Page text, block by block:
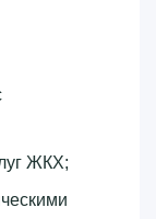
ЖКХ;